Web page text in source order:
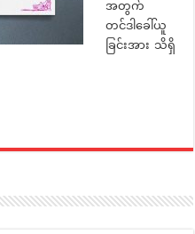
အတွက်
တင်ဒါခေါ်ယူ
ခြင်းအား သိရှိ